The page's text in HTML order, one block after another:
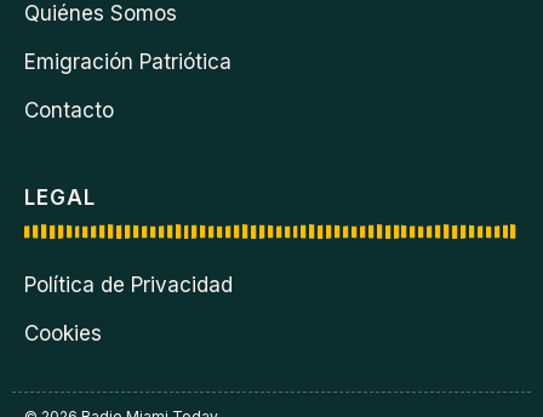
Quiénes Somos
Emigración Patriótica
Contacto
LEGAL
Política de Privacidad
Cookies